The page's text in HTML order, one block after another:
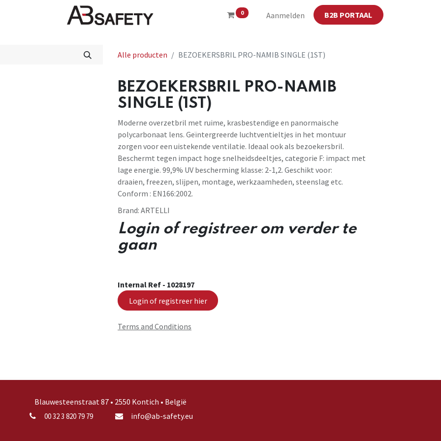
0 Aanmelden B2B PORTAAL
Winkel CE
Alle producten BEZOEKERSBRIL PRO-NAMIB SINGLE (1ST)
BEZOEKERSBRIL PRO-NAMIB
SINGLE (1ST)
Moderne overzetbril met ruime, krasbestendige en panormaische
polycarbonaat lens. Geïntergreerde luchtventieltjes in het montuur
zorgen voor een uistekende ventilatie. Ideaal ook als bezoekersbril.
Beschermt tegen impact hoge snelheidsdeeltjes, categorie F: impact met
lage energie. 99,9% UV bescherming klasse: 2-1,2. Geschikt voor:
draaien, freezen, slijpen, montage, werkzaamheden, steenslag etc.
Conform : EN166:2002.
Brand: ARTELLI
Login of registreer om verder te
gaan
Internal Ref - 1028197
Login of registreer hier
Terms and Conditions
Blauwesteenstraat 87 • 2550 Kontich • België
00 32 3 820 79 79 info@ab-safety.eu